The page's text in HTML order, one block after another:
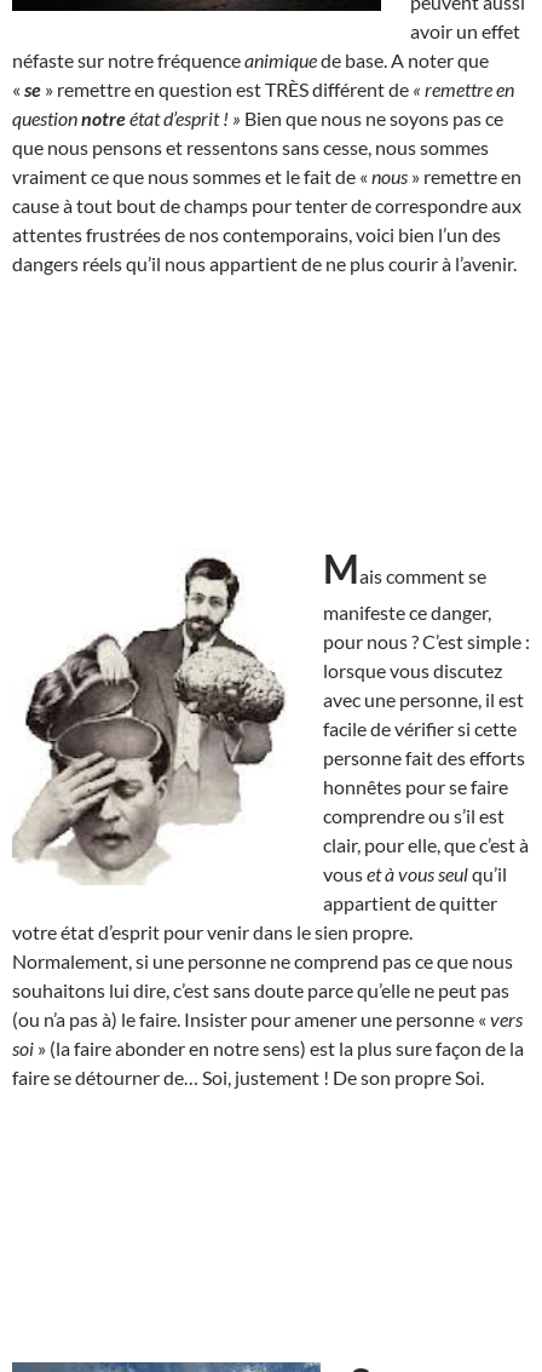
avoir un effet
néfaste sur notre fréquenceanimiquede base. A noter que
« se » remettre en question est TRÈS différent de « remettre en
questionnotreétat d’esprit ! » Bien que nous ne soyons pas ce
que nous pensons et ressentons sans cesse, nous sommes
vraiment ce que nous sommes et le fait de « nous » remettre en
cause à tout bout de champs pour tenter de correspondre aux
attentes frustrées de nos contemporains, voici bien l’un des
dangers réels qu’il nous appartient de ne plus courir à l’avenir.
Mais comment se
manifeste ce danger,
pour nous ? C’est simple :
lorsque vous discutez
avec une personne, il est
facile de vérifier si cette
personne fait des efforts
honnêtes pour se faire
comprendre ou s’il est
clair, pour elle, que c’est à
vouset à vous seulqu’il
appartient de quitter
votre état d’esprit pour venir dans le sien propre.
Normalement, si une personne ne comprend pas ce que nous
souhaitons lui dire, c’est sans doute parce qu’elle ne peut pas
(ou n’a pas à) le faire. Insister pour amener une personne « vers
soi » (la faire abonder en notre sens) est la plus sure façon de la
faire se détourner de… Soi, justement ! De son propre Soi.